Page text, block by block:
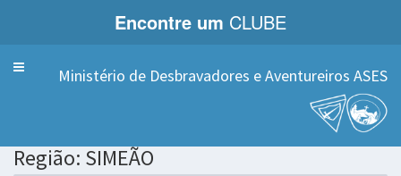
Encontre um CLUBE
Menu Ministério de Desbravadores e Aventureiros ASES
Região: SIMEÃO